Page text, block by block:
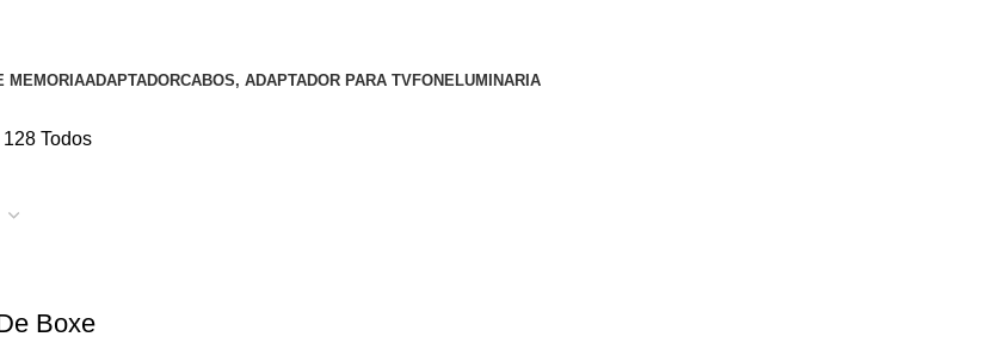
MEMORIAADAPTADORCABOS, ADAPTADOR PARA TVFONELUMINARIA
128 Todos
Boxe